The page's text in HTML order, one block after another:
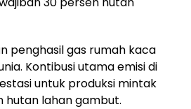
penghasil gas rumah kaca
Kontibusi utama emisi di
untuk produksi mintak
hutan lahan gambut.